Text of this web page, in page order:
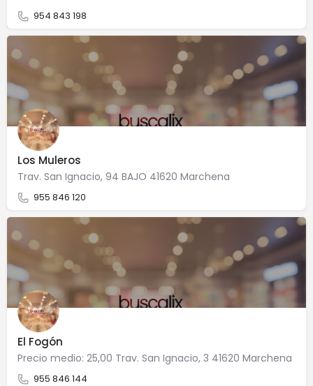
954 843 198
Los Muleros
Trav. San Ignacio, 94 BAJO 41620 Marchena
955 846 120
El Fogón
Precio medio: 25,00 Trav. San Ignacio, 3 41620 Marchena
955 846 144